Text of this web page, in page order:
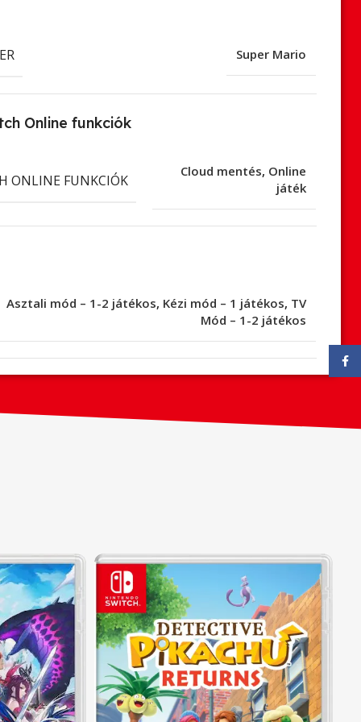
Super Mario
Online funkciók
ONLINE FUNKCIÓK
Cloud mentés, Online
játék
Asztali mód – 1-2 játékos, Kézi mód – 1 játékos, TV
Mód – 1-2 játékos